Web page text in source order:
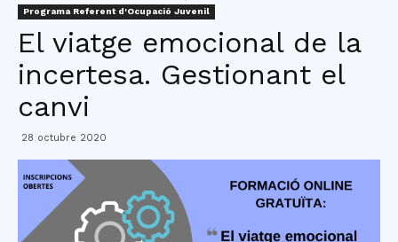
del
Maresme
Programa Referent d'Ocupació Juvenil
El viatge emocional de la
incertesa. Gestionant el
canvi
28 octubre 2020